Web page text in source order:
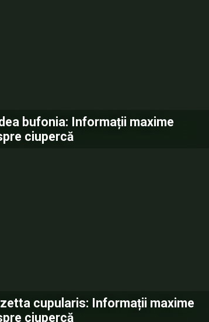
bufonia: Informații maxime
ciupercă
cupularis: Informații maxime
ciupercă